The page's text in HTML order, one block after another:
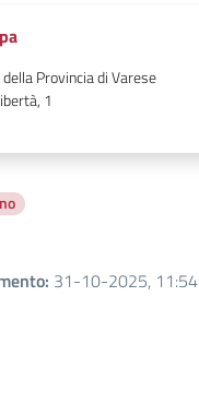
Provincia di Varese
1
: 31-10-2025, 11:54